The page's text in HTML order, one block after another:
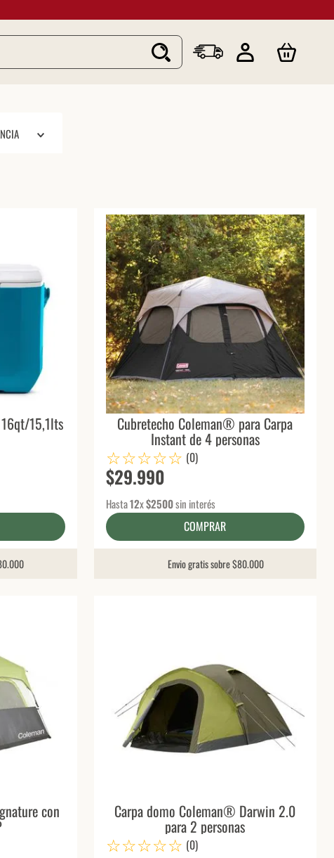
15,1lts Cubretecho Coleman® para Carpa
Instant de 4 personas
☆☆☆☆☆ (0)
$29.990
Hasta12x$2500sin interés
COMPRAR
Envio gratis sobre $80.000
con Carpa domo Coleman® Darwin 2.0
para 2 personas
☆☆☆☆☆ (0)